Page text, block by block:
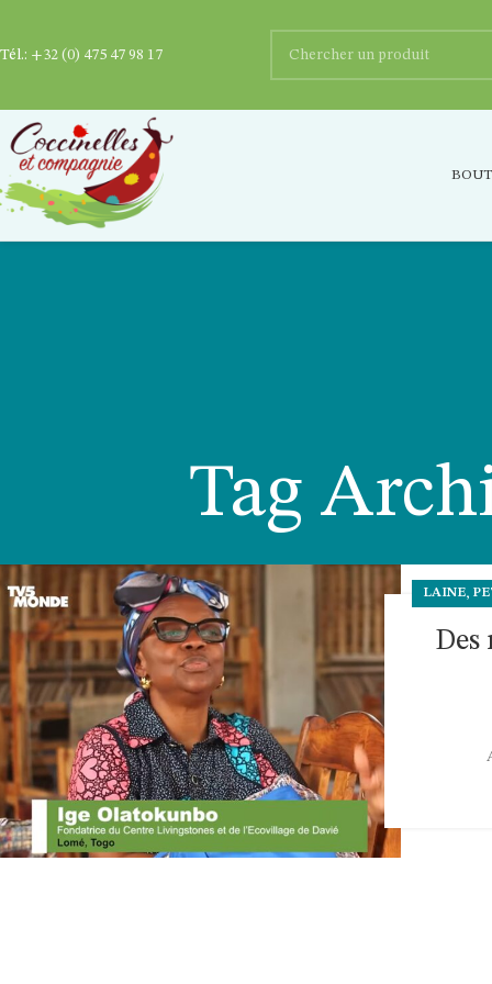
Tag
LAINE,
Des
Tél.: +32 (0) 475 47 98 17